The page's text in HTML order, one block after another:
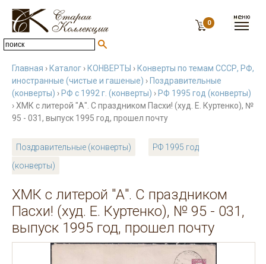
0
Главная › Каталог › КОНВЕРТЫ › Конверты по темам СССР, РФ,
иностранные (чистые и гашеные) › Поздравительные
(конверты) › РФ с 1992 г. (конверты) › РФ 1995 год (конверты)
› ХМК с литерой "А". С праздником Пасхи! (худ. Е. Куртенко), №
95 - 031, выпуск 1995 год, прошел почту
Поздравительные (конверты)
РФ 1995 год
(конверты)
ХМК с литерой "А". С праздником
Пасхи! (худ. Е. Куртенко), № 95 - 031,
выпуск 1995 год, прошел почту